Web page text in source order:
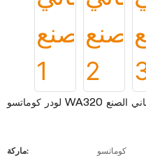
ماركة: كوماتسو